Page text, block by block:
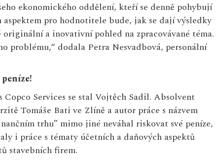
ekonomického oddělení, kteří se denně pohybují
pro hodnotitele bude, jak se dají výsledky
a inovativní pohled na zpracovávané téma.
problému,“ dodala Petra Nesvadbová, personální
Services se stal Vojtěch Sadil. Absolvent
Tomáše Bati ve Zlíně a autor práce s názvem
trhu” mimo jiné neváhal riskovat své peníze,
i práce s tématy účetních a daňových aspektů
stavebních firem.